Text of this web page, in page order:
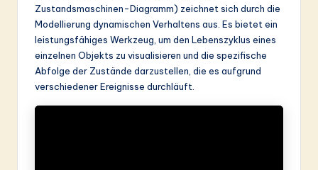
in
A
&
Zustandsmaschinen-Diagramm) zeichnet sich durch die
Modellierung dynamischen Verhaltens aus. Es bietet ein
leistungsfähiges Werkzeug, um den Lebenszyklus eines
einzelnen Objekts zu visualisieren und die spezifische
Abfolge der Zustände darzustellen, die es aufgrund
verschiedener Ereignisse durchläuft.